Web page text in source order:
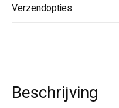
Verzendopties
Beschrijving